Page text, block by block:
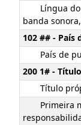
Língua
banda
102 ## - País
País de
200 1# - Título
Título
Primeira